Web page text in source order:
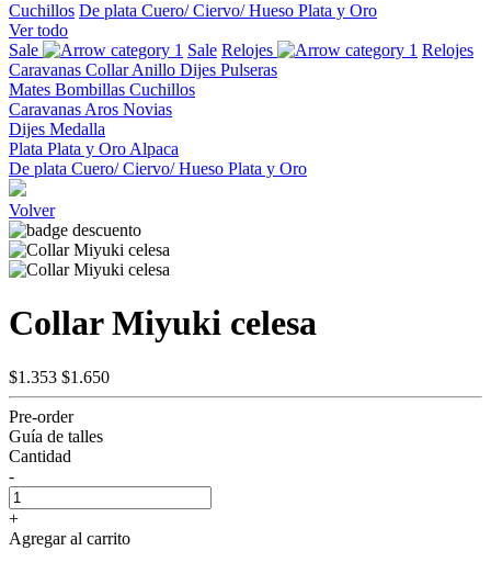
Cuchillos De plata Cuero/ Ciervo/ Hueso Plata y Oro
Ver todo
Sale
Sale Relojes
Relojes
Caravanas CollarAnillo Dijes Pulseras
Mates Bombillas Cuchillos
Caravanas Aros Novias
Dijes Medalla
Plata Plata y Oro Alpaca
De plata Cuero/ Ciervo/ Hueso Plata y Oro
Volver
Collar Miyuki celesa
$1.353 $1.650
Pre-order
Guía de talles
Cantidad
-
+
Agregar al carrito